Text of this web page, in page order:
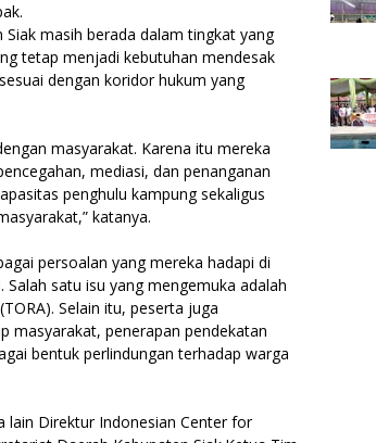
masih berada dalam tingkat yang
tetap menjadi kebutuhan mendesak
dengan koridor hukum yang
masyarakat. Karena itu mereka
mediasi, dan penanganan
penghulu kampung sekaligus
katanya.
persoalan yang mereka hadapi di
satu isu yang mengemuka adalah
Selain itu, peserta juga
masyarakat, penerapan pendekatan
bentuk perlindungan terhadap warga
lain Direktur Indonesian Center for